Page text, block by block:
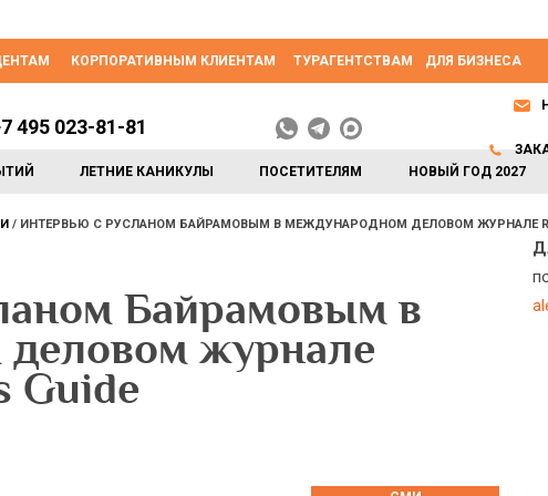
КОРПОРАТИВНЫМ КЛИЕНТАМ ТУРАГЕНТСТВАМ ДЛЯ БИЗНЕСА
ЛЕТНИЕ КАНИКУЛЫ ПОСЕТИТЕЛЯМ НОВЫЙ ГОД 2027
495 023-81-81
ИНТЕРВЬЮ С РУСЛАНОМ БАЙРАМОВЫМ В МЕЖДУНАРОДНОМ ДЕЛОВОМ ЖУРНАЛЕ
Байрамовым в
журнале
Guide